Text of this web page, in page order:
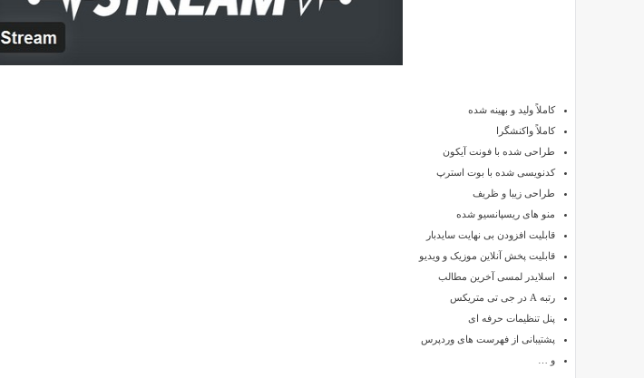
Stream
وردپرس
امروزه
وردپرس
محبوب
ترین
سیستم
های
راه
کاملاً ولید و بهینه شده
کاملاً واکنشگرا
طراحی شده با فونت آیکون
کدنویسی شده با بوت استرپ
طراحی زیبا و ظریف
منو های ریسپانسیو شده
قابلیت افزودن بی نهایت سایدبار
قابلیت پخش آنلاین موزیک و ویدیو
اسلایدر لمسی آخرین مطالب
رتبه A در جی تی متریکس
پنل تنظیمات حرفه ای
پشتیبانی از فهرست های وردپرس
و …